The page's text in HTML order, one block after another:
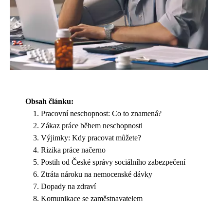
Obsah článku:
Pracovní neschopnost: Co to znamená?
Zákaz práce během neschopnosti
Výjimky: Kdy pracovat můžete?
Rizika práce načerno
Postih od České správy sociálního zabezpečení
Ztráta nároku na nemocenské dávky
Dopady na zdraví
Komunikace se zaměstnavatelem